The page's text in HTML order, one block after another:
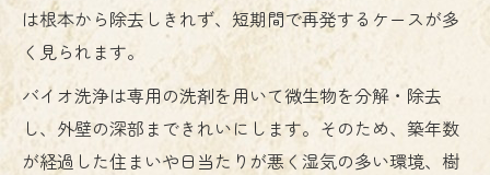
は根本から除去しきれず、短期間で再発するケースが多
く見られます。
バイオ洗浄は専用の洗剤を用いて微生物を分解・除去
し、外壁の深部まできれいにします。そのため、築年数
が経過した住まいや日当たりが悪く湿気の多い環境、樹